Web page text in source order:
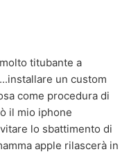
titubante a
un custom
come procedura di
il mio iphone
lo sbattimento di
apple rilascerà in